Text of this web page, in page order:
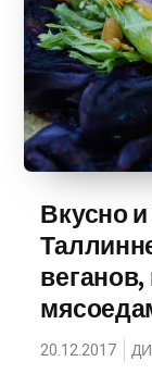
Вкусно
20.12.2017